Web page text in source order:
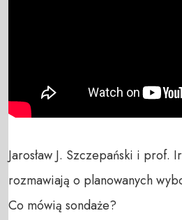
Jarosław J. Szczepański i prof.
rozmawiają o planowanych
Co mówią sondaże?